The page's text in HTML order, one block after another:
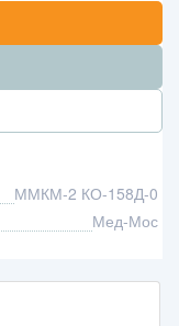
ММКМ-2 КО-158Д-0
Мед-Мос